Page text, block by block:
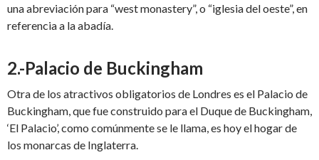
una abreviación para “west monastery”, o “iglesia del oeste”, en
referencia a la abadía.
2.-Palacio de Buckingham
Otra de los atractivos obligatorios de Londres es el Palacio de
Buckingham, que fue construido para el Duque de Buckingham,
‘El Palacio’, como comúnmente se le llama, es hoy el hogar de
los monarcas de Inglaterra.